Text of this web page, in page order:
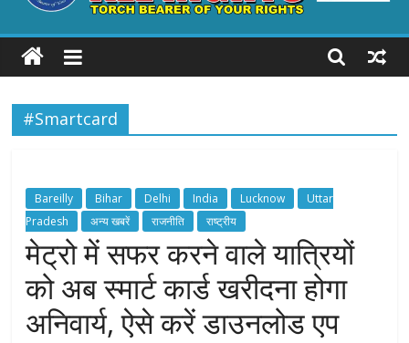
ALL
RIGHTS
Torch
your
Rights
#Smartcard
Bareilly Bihar Delhi India Lucknow
Uttar
Pradesh
अन्य खबरें राजनीति राष्ट्रीय
मेट्रो में सफर करने वाले यात्रियों
को अब स्मार्ट कार्ड खरीदना होगा
अनिवार्य, ऐसे करें डाउनलोड एप